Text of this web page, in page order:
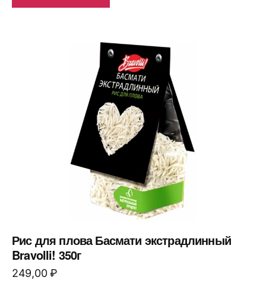
Рис для плова Басмати экстрадлинный
Bravolli! 350г
249,00₽